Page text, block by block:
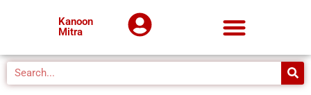
Kanoon
Mitra